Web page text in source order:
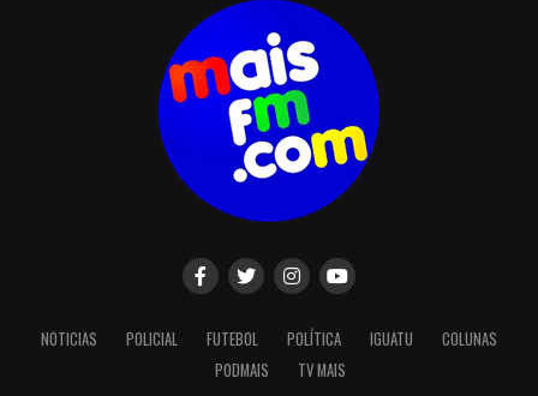
NOTICIAS POLICIAL FUTEBOL POLÍTICA IGUATU
COLUNAS
PODMAIS
TV MAIS